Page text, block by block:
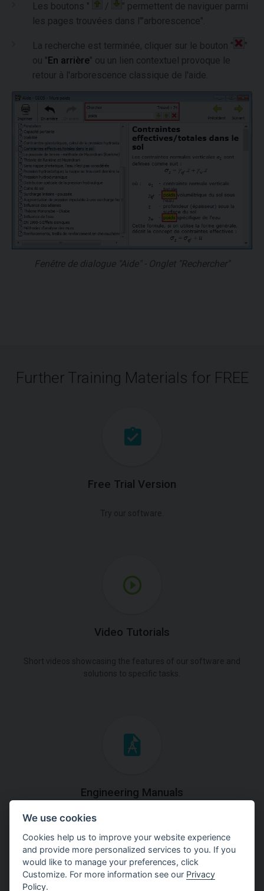
Les boutons " /
" permettent de naviguer parmi
les pages trouvées dans l'"arborescence".
La recherche est terminée, cliquer sur le bouton "
"
ou "En arrière" ou un lien contextuel provoque le
retour à l'arborescence classique de l'aide.
Fenêtre de dialogue "Aide" - Onglet "Rechercher"
Further Training Materials for FREE
Free Trial Version
Video Tutorials
Engineering Manuals
Step by steps guides on how
to solve a specific tasks.
We use cookies
Cookies help us to improve your website experience
and provide more personalized services to you. If you
would like to manage your preferences, click
Customize. For more information see our Privacy
Policy.